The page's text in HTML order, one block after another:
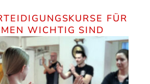
FÜR
WICHTIG SIND